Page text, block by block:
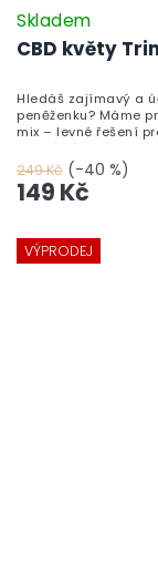
CBD květy
Skladem
249 Kč (-40 %)
149 Kč
Hledáš zajímavý a
peněženku? Máme
mix – levné řešení
zbytečného přepychu.
VÝPRODEJ